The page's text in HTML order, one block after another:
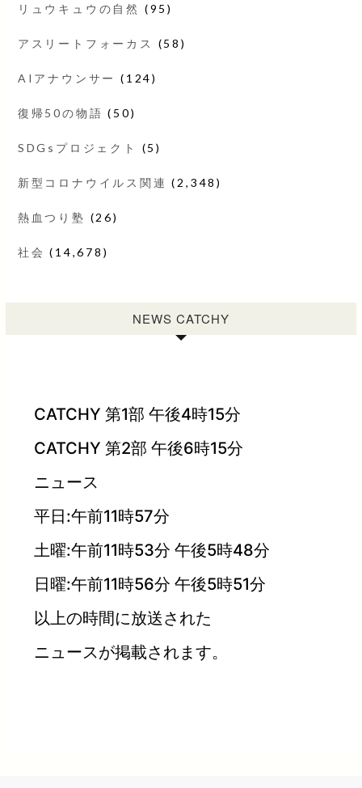
リュウキュウの自然 (95)
アスリートフォーカス (58)
AIアナウンサー (124)
復帰50の物語 (50)
SDGsプロジェクト (5)
新型コロナウイルス関連 (2,348)
熱血つり塾 (26)
社会 (14,678)
NEWS CATCHY
CATCHY 第1部 午後4時15分
CATCHY 第2部 午後6時15分
ニュース
平日:午前11時57分
土曜:午前11時53分 午後5時48分
日曜:午前11時56分 午後5時51分
以上の時間に放送された
ニュースが掲載されます。